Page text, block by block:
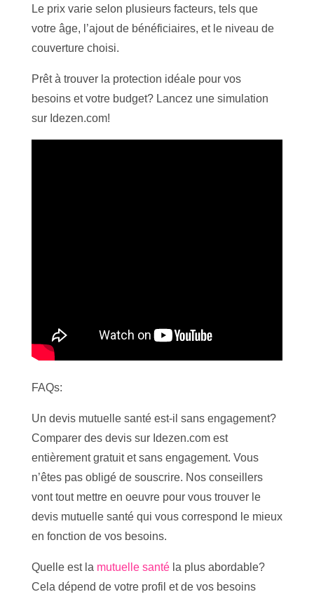
Le prix varie selon plusieurs facteurs, tels que
votre âge, l’ajout de bénéficiaires, et le niveau de
couverture choisi.
Prêt à trouver la protection idéale pour vos
besoins et votre budget? Lancez une simulation
sur Idezen.com!
FAQs:
Un devis mutuelle santé est-il sans engagement?
Comparer des devis sur Idezen.com est
entièrement gratuit et sans engagement. Vous
n’êtes pas obligé de souscrire. Nos conseillers
vont tout mettre en oeuvre pour vous trouver le
devis mutuelle santé qui vous correspond le mieux
en fonction de vos besoins.
Quelle est la mutuelle santéla plus abordable?
Cela dépend de votre profil et de vos besoins